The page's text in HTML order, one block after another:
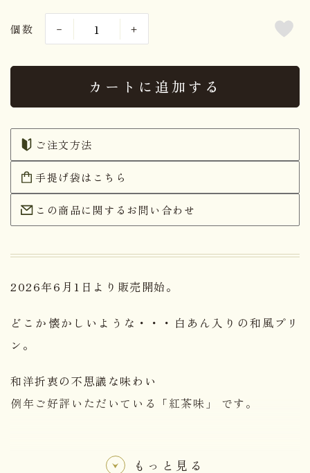
個数
カートに追加する
ご注文方法
手提げ袋はこちら
この商品に関するお問い合わせ
2026年6月1日より販売開始。
どこか懐かしいような・・・白あん入りの和風プリ
ン。
和洋折衷の不思議な味わい
例年ご好評いただいている「紅茶味」 です。
洋生菓子もっと見る